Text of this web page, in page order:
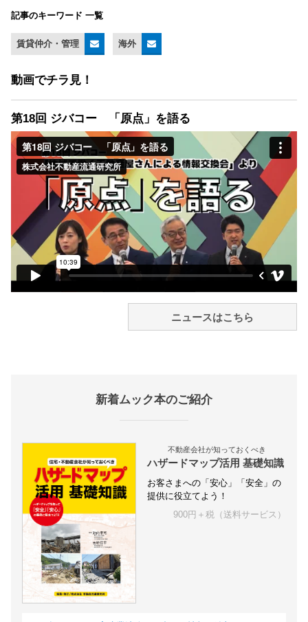
記事のキーワード 一覧
賃貸仲介・管理 海外
動画でチラ見！
第18回 ジバコー 「原点」を語る
ニュースはこちら
新着ムック本のご紹介
不動産会社が知っておくべき
ハザードマップ活用 基礎知識
お客さまへの「安心」「安全」の
提供に役立てよう！
900円＋税（送料サービス）